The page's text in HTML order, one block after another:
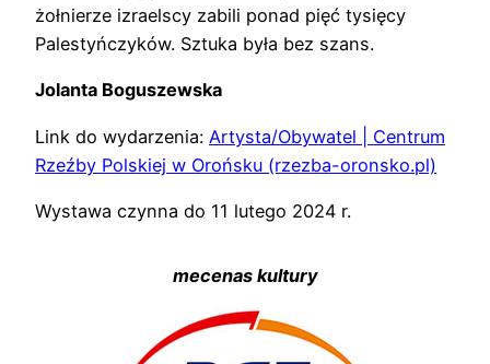
żołnierze izraelscy zabili ponad pięć tysięcy
Palestyńczyków. Sztuka była bez szans.
Jolanta Boguszewska
Link do wydarzenia: Artysta/Obywatel | Centrum
Rzeźby Polskiej w Orońsku (rzezba-oronsko.pl)
Wystawa czynna do 11 lutego 2024 r.
mecenas kultury